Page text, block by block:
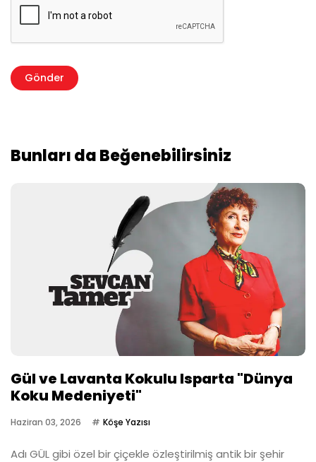
Bunları da Beğenebilirsiniz
Gül ve Lavanta Kokulu Isparta "Dünya
Koku Medeniyeti"
Haziran 03, 2026 Köşe Yazısı
Adı GÜL gibi özel bir çiçekle özleştirilmiş antik bir şehir